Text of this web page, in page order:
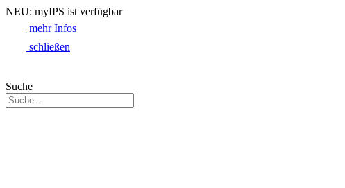
NEU: myIPS ist verfügbar
mehr Infos
schließen
Suche